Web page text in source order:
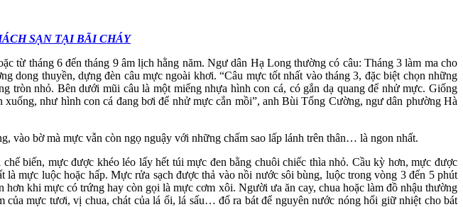
SẠN TẠI BÃI CHÁY
từ tháng 6 đến tháng 9 âm lịch hằng năm. Ngư dân Hạ Long thường có câu: Tháng 3 làm ma cho
dong thuyền, dựng đèn câu mực ngoài khơi. “Câu mực tốt nhất vào tháng 3, đặc biệt chọn những
nhỏ. Bên dưới mũi câu là một miếng nhựa hình con cá, có gắn dạ quang để nhử mực. Giống
như hình con cá đang bơi để nhử mực cắn mồi”, anh Bùi Tống Cường, ngư dân phường Hà
vào bờ mà mực vẫn còn ngọ nguậy với những chấm sao lấp lánh trên thân… là ngon nhất.
biến, mực được khéo léo lấy hết túi mực đen bằng chuôi chiếc thìa nhỏ. Cầu kỳ hơn, mực được
mực luộc hoặc hấp. Mực rửa sạch được thả vào nồi nước sôi bùng, luộc trong vòng 3 đến 5 phút
khi mực có trứng hay còn gọi là mực cơm xôi. Người ưa ăn cay, chua hoặc làm đồ nhậu thường
mực tươi, vị chua, chát của lá ổi, lá sấu… đổ ra bát để nguyên nước nóng hổi giữ nhiệt cho bát